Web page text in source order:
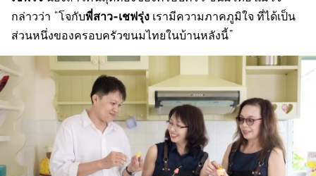
กล่าวว่า “โจกับพี่สาว-เชฟรุ่ง เรามีความภาคภูมิใจ ที่ได้เป็น
ส่วนหนึ่งของครอบครัวขนมไทยในบ้านหลังนี้”